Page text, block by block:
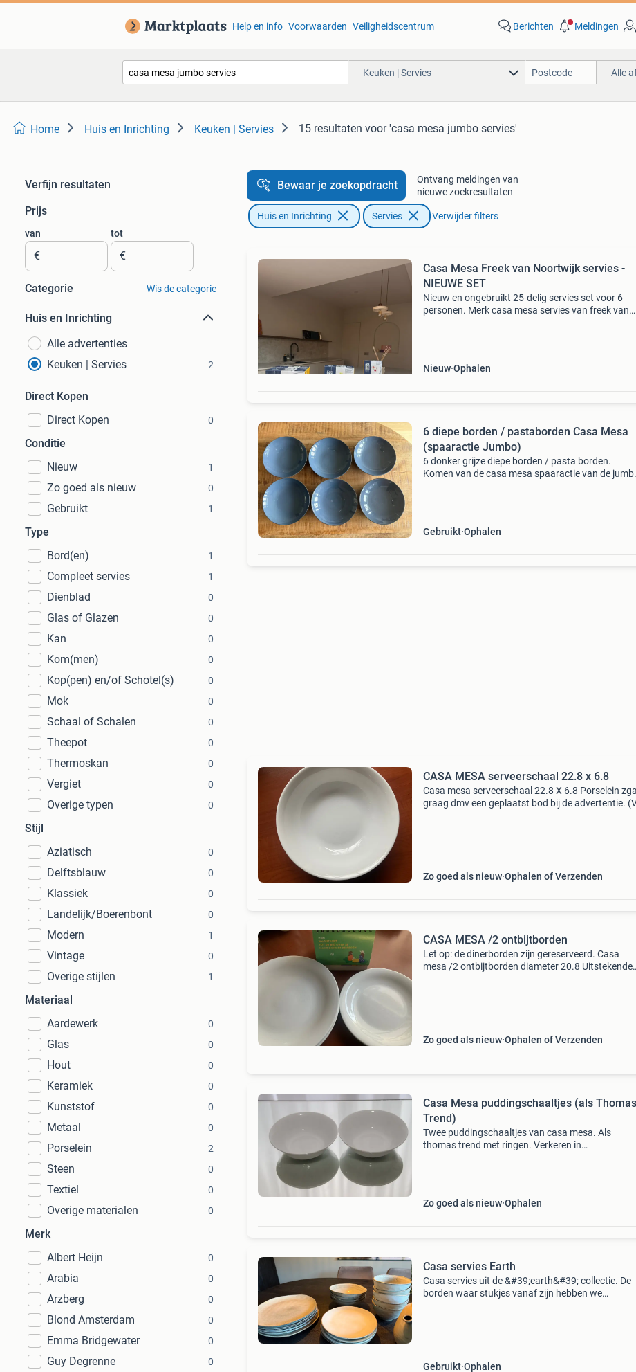
Help en info Voorwaarden Veiligheidscentrum Berichten Meldingen
Keuken | Servies Alle
Home Huis en Inrichting Keuken | Servies 15 resultaten voor 'casa mesa jumbo servies'
Verfijn resultaten
Prijs
van
€
tot
€
Categorie Wis de categorie
Huis en Inrichting
Alle advertenties
Keuken | Servies
2
Direct Kopen
Direct Kopen
0
Conditie
Nieuw
1
Zo goed als nieuw 0
Gebruikt 1
Type
Bord(en)
1
Compleet servies 1
Dienblad 0
Glas of Glazen 0
Kan 0
Kom(men) 0
Kop(pen) en/of Schotel(s) 0
Mok 0
Schaal of Schalen 0
Theepot 0
Thermoskan 0
Vergiet 0
Overige typen 0
Stijl
Aziatisch
0
Delftsblauw 0
Klassiek 0
Landelijk/Boerenbont 0
Modern 1
Vintage 0
Overige stijlen 1
Materiaal
Aardewerk
0
Glas 0
Hout 0
Keramiek 0
Kunststof 0
Metaal 0
Porselein 2
Steen 0
Textiel 0
Overige materialen 0
Merk
Albert Heijn
0
Arabia 0
Arzberg 0
Blond Amsterdam 0
Emma Bridgewater 0
Guy Degrenne 0
Bewaar je zoekopdracht
Ontvang meldingen van
nieuwe zoekresultaten
Huis en Inrichting Servies Verwijder filters
Casa Mesa Freek van Noortwijk servies -
NIEUWE SET
Nieuw en ongebruikt 25-delig servies set voor 6
personen. Merk casa mesa servies van freek van
Nieuw Ophalen
6 diepe borden / pastaborden Casa Mesa
(spaaractie Jumbo)
6 donker grijze diepe borden / pasta borden.
Komen van de casa mesa spaaractie van de
Gebruikt Ophalen
CASA MESA serveerschaal 22.8 x 6.8
Casa mesa serveerschaal 22.8 X 6.8 Porselein
graag dmv een geplaatst bod bij de advertentie.
Zo goed als nieuw Ophalen of Verzenden
CASA MESA /2 ontbijtborden
Let op: de dinerborden zijn gereserveerd. Casa
mesa /2 ontbijtborden diameter 20.8 Uitstekende
Zo goed als nieuw Ophalen of Verzenden
Casa Mesa puddingschaaltjes (als Thomas
Trend)
Twee puddingschaaltjes van casa mesa. Als
thomas trend met ringen. Verkeren in
Zo goed als nieuw Ophalen
Casa servies Earth
Casa servies uit de &#39;earth&#39; collectie. De
borden waar stukjes vanaf zijn hebben we
Gebruikt Ophalen